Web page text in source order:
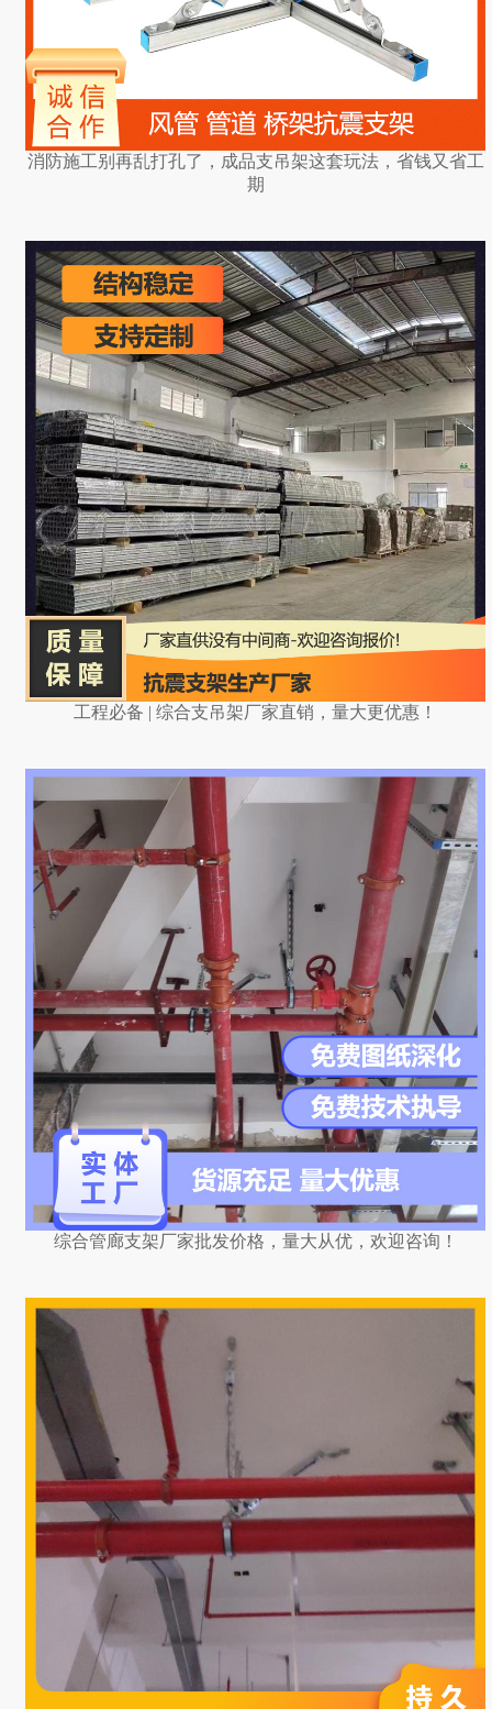
消防施工别再乱打孔了，成品支吊架这套玩法，省钱又省工
期
工程必备 | 综合支吊架厂家直销，量大更优惠！
综合管廊支架厂家批发价格，量大从优，欢迎咨询！